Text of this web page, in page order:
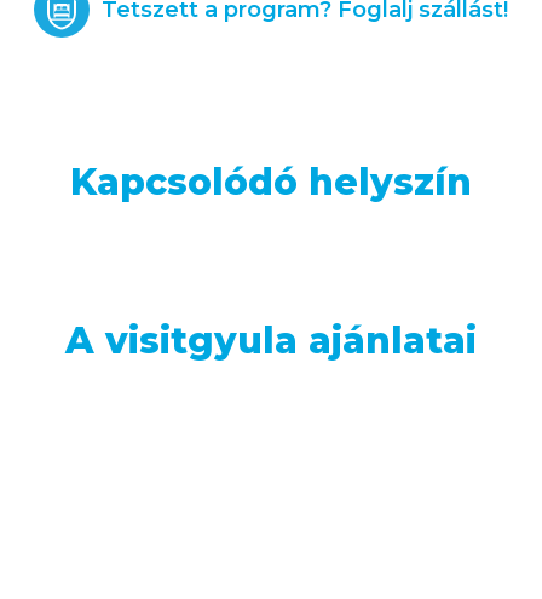
Tetszett a program? Foglalj szállást!
Kapcsolódó helyszín
A visitgyula ajánlatai